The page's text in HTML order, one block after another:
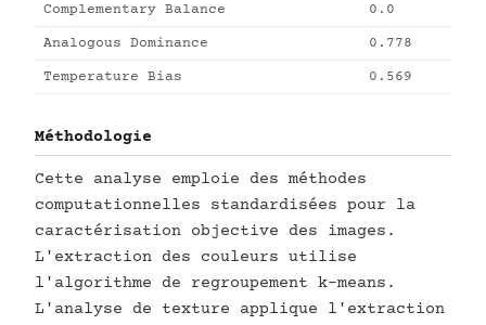
Complementary Balance 0.0
Analogous Dominance 0.778
Temperature Bias 0.569
Méthodologie
Cette analyse emploie des méthodes
computationnelles standardisées pour la
caractérisation objective des images.
L'extraction des couleurs utilise
l'algorithme de regroupement k-means.
L'analyse de texture applique l'extraction